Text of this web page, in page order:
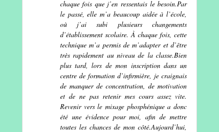
chaque fois que j’en ressentais le besoin.Par
le passé, elle m’a beaucoup aidée à l’école,
où j’ai subi plusieurs changements
d’établissement scolaire. À chaque fois, cette
technique m’a permis de m’adapter et d’être
très rapidement au niveau de la classe.Bien
plus tard, lors de mon inscription dans un
centre de formation d’infirmière, je craignais
de manquer de concentration, de motivation
et de ne pas retenir mes cours assez vite.
Revenir vers le mixage phosphénique a donc
été une évidence pour moi, afin de mettre
toutes les chances de mon côté.Aujourd’hui,